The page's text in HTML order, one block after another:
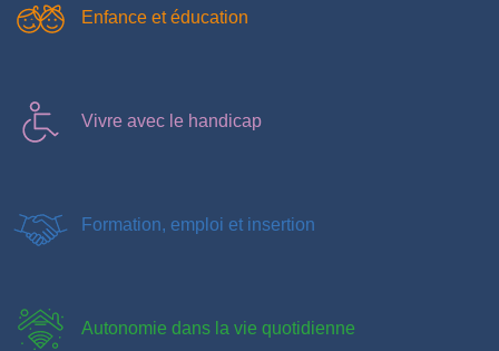
Enfance et éducation
Vivre avec le handicap
Formation, emploi et insertion
Autonomie dans la vie quotidienne